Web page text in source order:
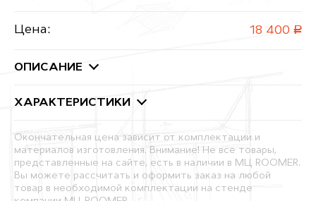
Цена: 18 400 руб.
ОПИСАНИЕ
ХАРАКТЕРИСТИКИ
Окончательная цена зависит от комплектации и
материалов изготовления. Внимание! Не все товары,
представленные на сайте, есть в наличии в МЦ ROOMER.
Вы можете рассчитать и оформить заказ на любой
товар в необходимой комплектации на стенде